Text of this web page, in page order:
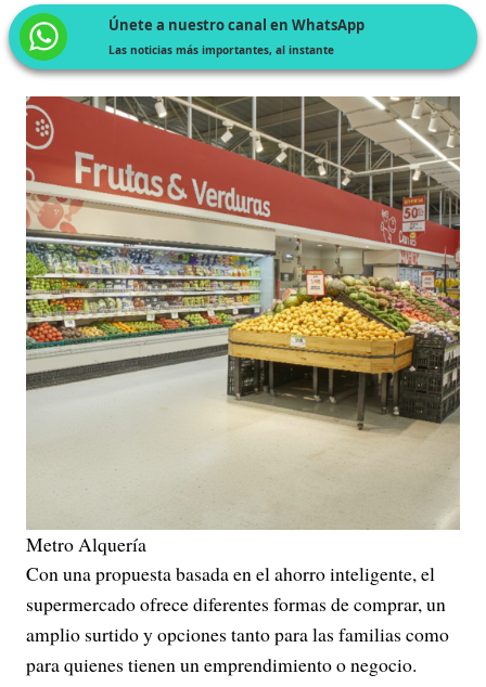
Únete a nuestro canal en WhatsApp
Las noticias más importantes, al instante
Metro Alquería
Con una propuesta basada en el ahorro inteligente, el
supermercado ofrece diferentes formas de comprar, un
amplio surtido y opciones tanto para las familias como
para quienes tienen un emprendimiento o negocio.